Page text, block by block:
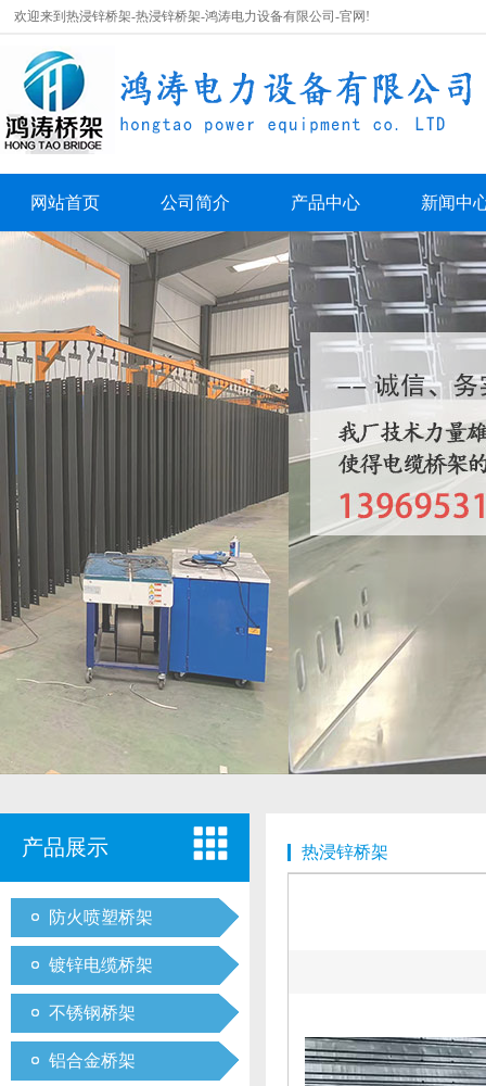
欢迎来到热浸锌桥架-热浸锌桥架-鸿涛电力设备有限公司-官网!
网站首页 公司简介 产品中心 新闻中
产品展示
防火喷塑桥架
镀锌电缆桥架
不锈钢桥架
铝合金桥架
热浸锌桥架